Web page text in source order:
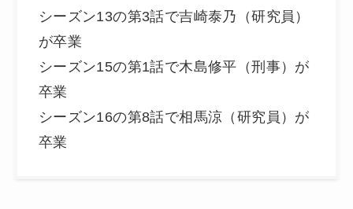
シーズン13の第3話で吉崎泰乃（研究員）
が卒業
シーズン15の第1話で木島修平（刑事）が
卒業
シーズン16の第8話で相馬涼（研究員）が
卒業